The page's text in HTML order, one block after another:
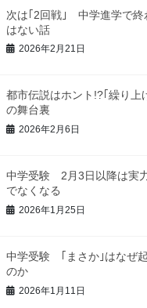
次は｢2回戦｣ 中学進学で終
はない話
2026年2月21日
都市伝説はホント!?｢繰り上
の舞台裏
2026年2月6日
中学受験 2月3日以降は実
でなくなる
2026年1月25日
中学受験 ｢まさか｣はなぜ
のか
2026年1月11日